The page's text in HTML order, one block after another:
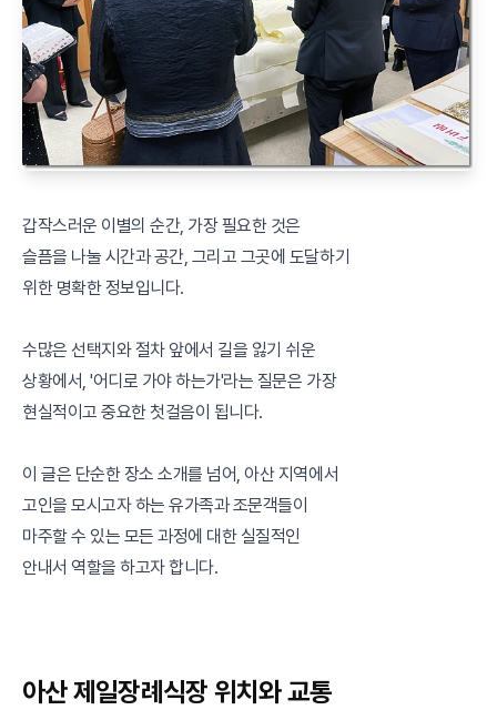
갑작스러운 이별의 순간, 가장 필요한 것은
슬픔을 나눌 시간과 공간, 그리고 그곳에 도달하기
위한 명확한 정보입니다.
수많은 선택지와 절차 앞에서 길을 잃기 쉬운
상황에서, '어디로 가야 하는가'라는 질문은 가장
현실적이고 중요한 첫걸음이 됩니다.
이 글은 단순한 장소 소개를 넘어, 아산 지역에서
고인을 모시고자 하는 유가족과 조문객들이
마주할 수 있는 모든 과정에 대한 실질적인
안내서 역할을 하고자 합니다.
아산 제일장례식장 위치와 교통